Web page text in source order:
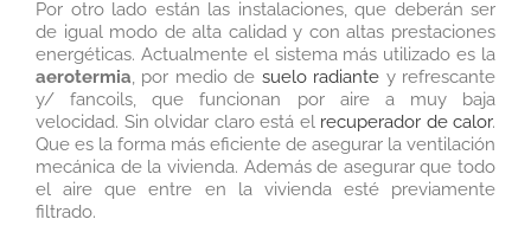
Por otro lado están las instalaciones, que deberán ser
de igual modo de alta calidad y con altas prestaciones
energéticas. Actualmente el sistema más utilizado es la
aerotermia, por medio de suelo radiante y refrescante
y/ fancoils, que funcionan por aire a muy baja
velocidad. Sin olvidar claro está el recuperador de calor.
Que es la forma más eficiente de asegurar la ventilación
mecánica de la vivienda. Además de asegurar que todo
el aire que entre en la vivienda esté previamente
filtrado.